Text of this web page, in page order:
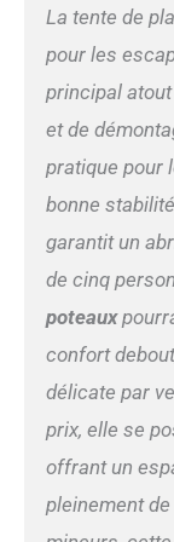
La tente de
pour les
principal
et de
pratique pour
bonne
garantit un
de cinq
poteaux
confort
délicate par
prix, elle se
offrant un
pleinement